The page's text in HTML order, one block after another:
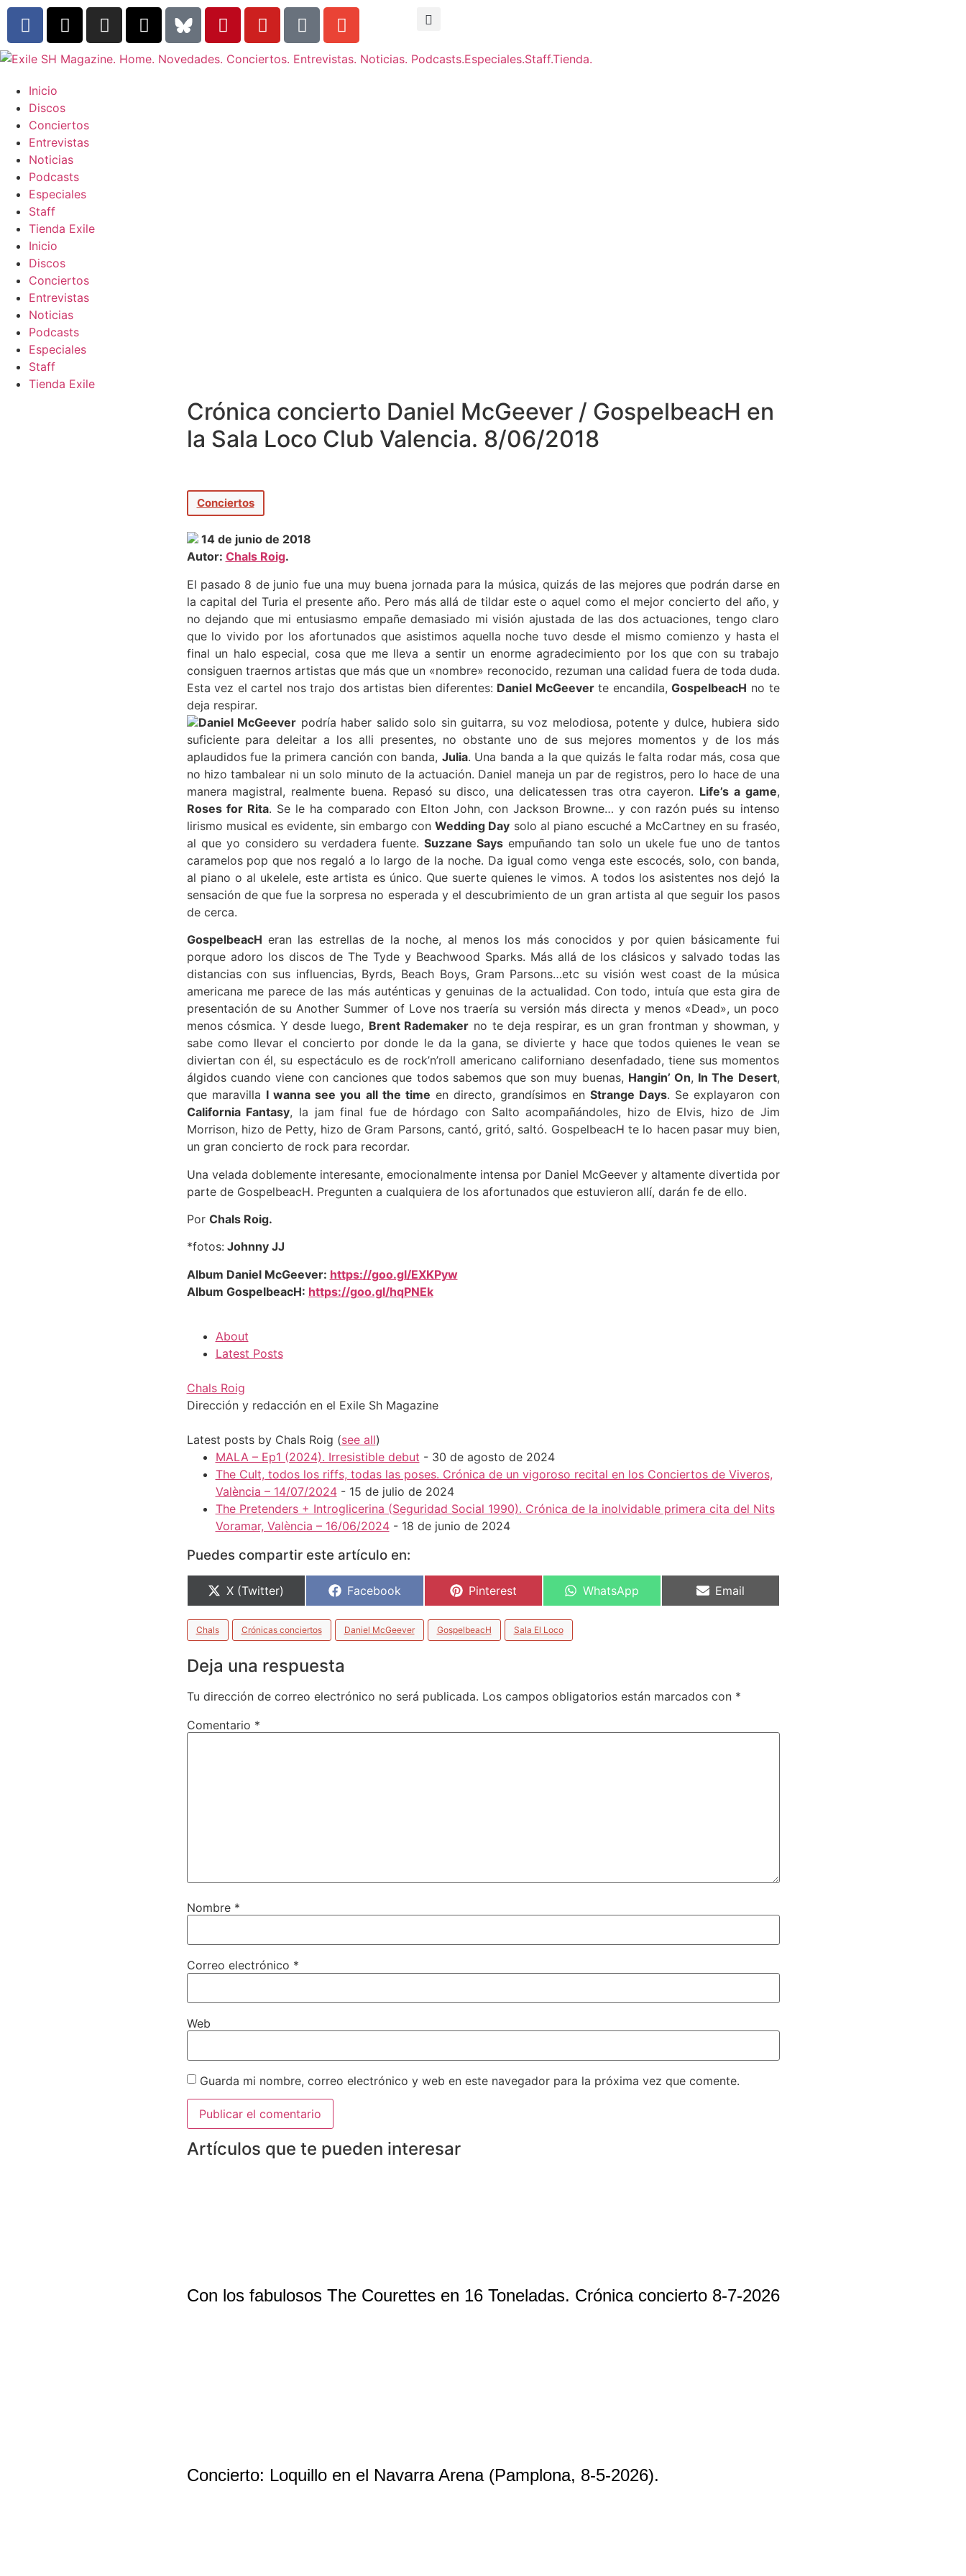
Inicio
Discos
Conciertos
Entrevistas
Noticias
Podcasts
Especiales
Staff
Tienda Exile
Inicio
Discos
Conciertos
Entrevistas
Noticias
Podcasts
Especiales
Staff
Tienda Exile
Crónica concierto Daniel McGeever / GospelbeacH en
la Sala Loco Club Valencia. 8/06/2018
Conciertos
14 de junio de 2018
Autor: Chals Roig.
El pasado 8 de junio fue una muy buena jornada para la música, quizás de las mejores que podrán darse en
la capital del Turia el presente año. Pero más allá de tildar este o aquel como el mejor concierto del año, y
no dejando que mi entusiasmo empañe demasiado mi visión ajustada de las dos actuaciones, tengo claro
que lo vivido por los afortunados que asistimos aquella noche tuvo desde el mismo comienzo y hasta el
final un halo especial, cosa que me lleva a sentir un enorme agradecimiento por los que con su trabajo
consiguen traernos artistas que más que un «nombre» reconocido, rezuman una calidad fuera de toda duda.
Esta vez el cartel nos trajo dos artistas bien diferentes: Daniel McGeeverte encandila,GospelbeacH no te
deja respirar.
Daniel McGeever podría haber salido solo sin guitarra, su voz melodiosa, potente y dulce, hubiera sido
suficiente para deleitar a los alli presentes, no obstante uno de sus mejores momentos y de los más
aplaudidos fue la primera canción con banda, Julia. Una banda a la que quizás le falta rodar más, cosa que
no hizo tambalear ni un solo minuto de la actuación. Daniel maneja un par de registros, pero lo hace de una
manera magistral, realmente buena. Repasó su disco, una delicatessen tras otra cayeron. Life’s a game,
Roses for Rita. Se le ha comparado con Elton John, con Jackson Browne… y con razón pués su intenso
lirismo musical es evidente, sin embargo conWedding Day solo al piano escuché a McCartney en su fraséo,
al que yo considero su verdadera fuente. Suzzane Saysempuñando tan solo un ukele fue uno de tantos
caramelos pop que nos regaló a lo largo de la noche. Da igual como venga este escocés, solo, con banda,
al piano o al ukelele, este artista es único. Que suerte quienes le vimos. A todos los asistentes nos dejó la
sensación de que fue la sorpresa no esperada y el descubrimiento de un gran artista al que seguir los pasos
de cerca.
GospelbeacH eran las estrellas de la noche, al menos los más conocidos y por quien básicamente fui
porque adoro los discos de The Tyde y Beachwood Sparks. Más allá de los clásicos y salvado todas las
distancias con sus influencias, Byrds, Beach Boys, Gram Parsons…etc su visión west coast de la música
americana me parece de las más auténticas y genuinas de la actualidad. Con todo, intuía que esta gira de
presentación de su Another Summer of Love nos traería su versión más directa y menos «Dead», un poco
menos cósmica. Y desde luego, Brent Rademaker no te deja respirar, es un gran frontman y showman, y
sabe como llevar el concierto por donde le da la gana, se divierte y hace que todos quienes le vean se
diviertan con él, su espectáculo es de rock’n’roll americano californiano desenfadado, tiene sus momentos
álgidos cuando viene con canciones que todos sabemos que son muy buenas, Hangin’ On, In The Desert,
que maravilla I wanna see you all the time en directo, grandísimos en Strange Days. Se explayaron con
California Fantasy, la jam final fue de hórdago con Salto acompañándoles, hizo de Elvis, hizo de Jim
Morrison, hizo de Petty, hizo de Gram Parsons, cantó, gritó, saltó. GospelbeacH te lo hacen pasar muy bien,
un gran concierto de rock para recordar.
Una velada doblemente interesante, emocionalmente intensa por Daniel McGeever​ y altamente divertida por
parte de GospelbeacH​. Pregunten a cualquiera de los afortunados que estuvieron allí, darán fe de ello.
Por Chals Roig.
*fotos: Johnny JJ
Album Daniel McGeever: https://goo.gl/EXKPyw
Album GospelbeacH: https://goo.gl/hqPNEk
About
Latest Posts
Chals Roig
Dirección y redacción en el Exile Sh Magazine
Latest posts by Chals Roig (see all)
MALA – Ep1 (2024). Irresistible debut - 30 de agosto de 2024
The Cult, todos los riffs, todas las poses. Crónica de un vigoroso recital en los Conciertos de Viveros,
València – 14/07/2024- 15 de julio de 2024
The Pretenders + Introglicerina (Seguridad Social 1990). Crónica de la inolvidable primera cita del Nits
Voramar, València – 16/06/2024- 18 de junio de 2024
Puedes compartir este artículo en:
X (Twitter) Facebook Pinterest WhatsApp Email
Chals Crónicas conciertos Daniel McGeever GospelbeacH Sala El Loco
Deja una respuesta
Tu dirección de correo electrónico no será publicada. Los campos obligatorios están marcados con *
Comentario *
Nombre *
Correo electrónico *
Web
Guarda mi nombre, correo electrónico y web en este navegador para la próxima vez que comente.
Artículos que te pueden interesar
Con los fabulosos The Courettes en 16 Toneladas. Crónica concierto 8-7-2026
Concierto: Loquillo en el Navarra Arena (Pamplona, 8-5-2026).